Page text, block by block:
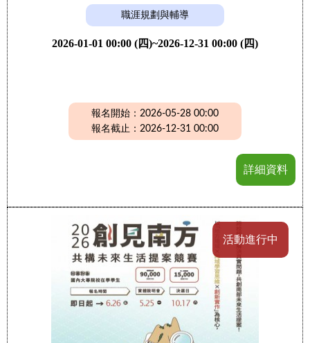
職涯規劃與輔導
2026-01-01 00:00 (四)~2026-12-31 00:00 (四)
報名開始：2026-05-28 00:00
報名截止：2026-12-31 00:00
詳細資料
活動進行中